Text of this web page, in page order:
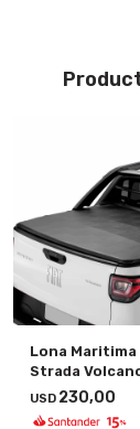
Lona Maritima
Strada
USD 230,00